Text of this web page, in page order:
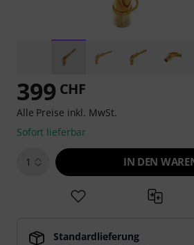
399 CHF
Alle Preise inkl. MwSt.
Sofort lieferbar
1 IN DEN
Standardlieferung